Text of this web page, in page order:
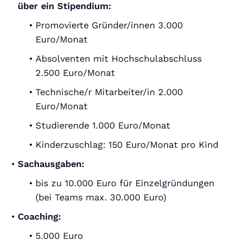
über ein Stipendium:
Promovierte Gründer/innen 3.000
Euro/Monat
Absolventen mit Hochschulabschluss
2.500 Euro/Monat
Technische/r Mitarbeiter/in 2.000
Euro/Monat
Studierende 1.000 Euro/Monat
Kinderzuschlag: 150 Euro/Monat pro Kind
Sachausgaben:
bis zu 10.000 Euro für Einzelgründungen
(bei Teams max. 30.000 Euro)
Coaching:
5.000 Euro